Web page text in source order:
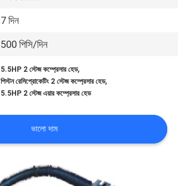
7 দিন
500 পিসি/দিন
5.5HP 2 স্টেজ কম্প্রেসার হেড,
পিস্টন রেসিপ্রোকেটিং 2 স্টেজ কম্প্রেসার হেড,
5.5HP 2 স্টেজ এয়ার কম্প্রেসার হেড
ভালো দাম